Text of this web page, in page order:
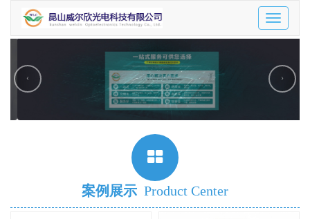
Toggle
‹ ›
案例展示 Product Center